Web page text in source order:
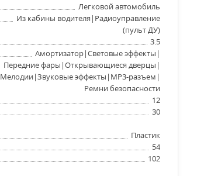
Легковой автомобиль
Из кабины водителя|Радиоуправление
(пульт ДУ)
3.5
Амортизатор|Световые эффекты|
Передние фары|Открывающиеся дверцы|
Мелодии|Звуковые эффекты|MP3-разъем|
Ремни безопасности
12
30
Пластик
54
102